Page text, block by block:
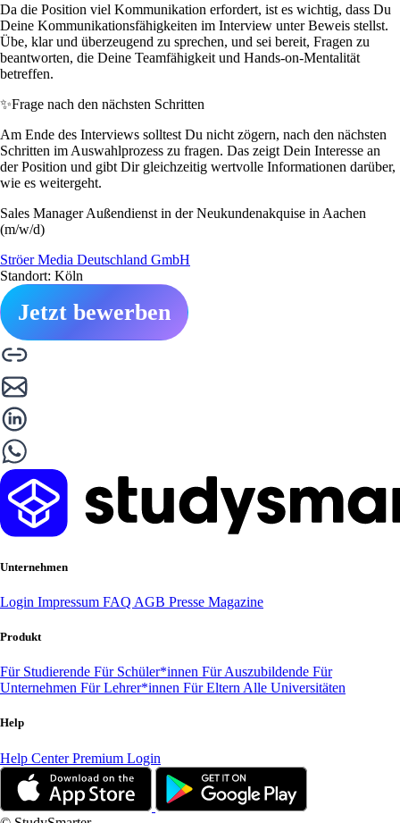
Da die Position viel Kommunikation erfordert, ist es wichtig, dass Du
Deine Kommunikationsfähigkeiten im Interview unter Beweis stellst.
Übe, klar und überzeugend zu sprechen, und sei bereit, Fragen zu
beantworten, die Deine Teamfähigkeit und Hands-on-Mentalität
betreffen.
✨Frage nach den nächsten Schritten
Am Ende des Interviews solltest Du nicht zögern, nach den nächsten
Schritten im Auswahlprozess zu fragen. Das zeigt Dein Interesse an
der Position und gibt Dir gleichzeitig wertvolle Informationen darüber,
wie es weitergeht.
Sales Manager Außendienst in der Neukundenakquise in Aachen
(m/w/d)
Ströer Media Deutschland GmbH
Standort: Köln
Jetzt bewerben
Unternehmen
Login Impressum FAQ AGB Presse Magazine
Produkt
Für Studierende Für Schüler*innen Für Auszubildende Für
Unternehmen Für Lehrer*innen Für Eltern Alle Universitäten
Help
Help CenterPremium Login